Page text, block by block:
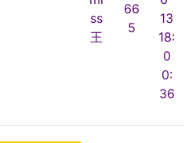
ss
王
66
5
13
18:
0
0:
36